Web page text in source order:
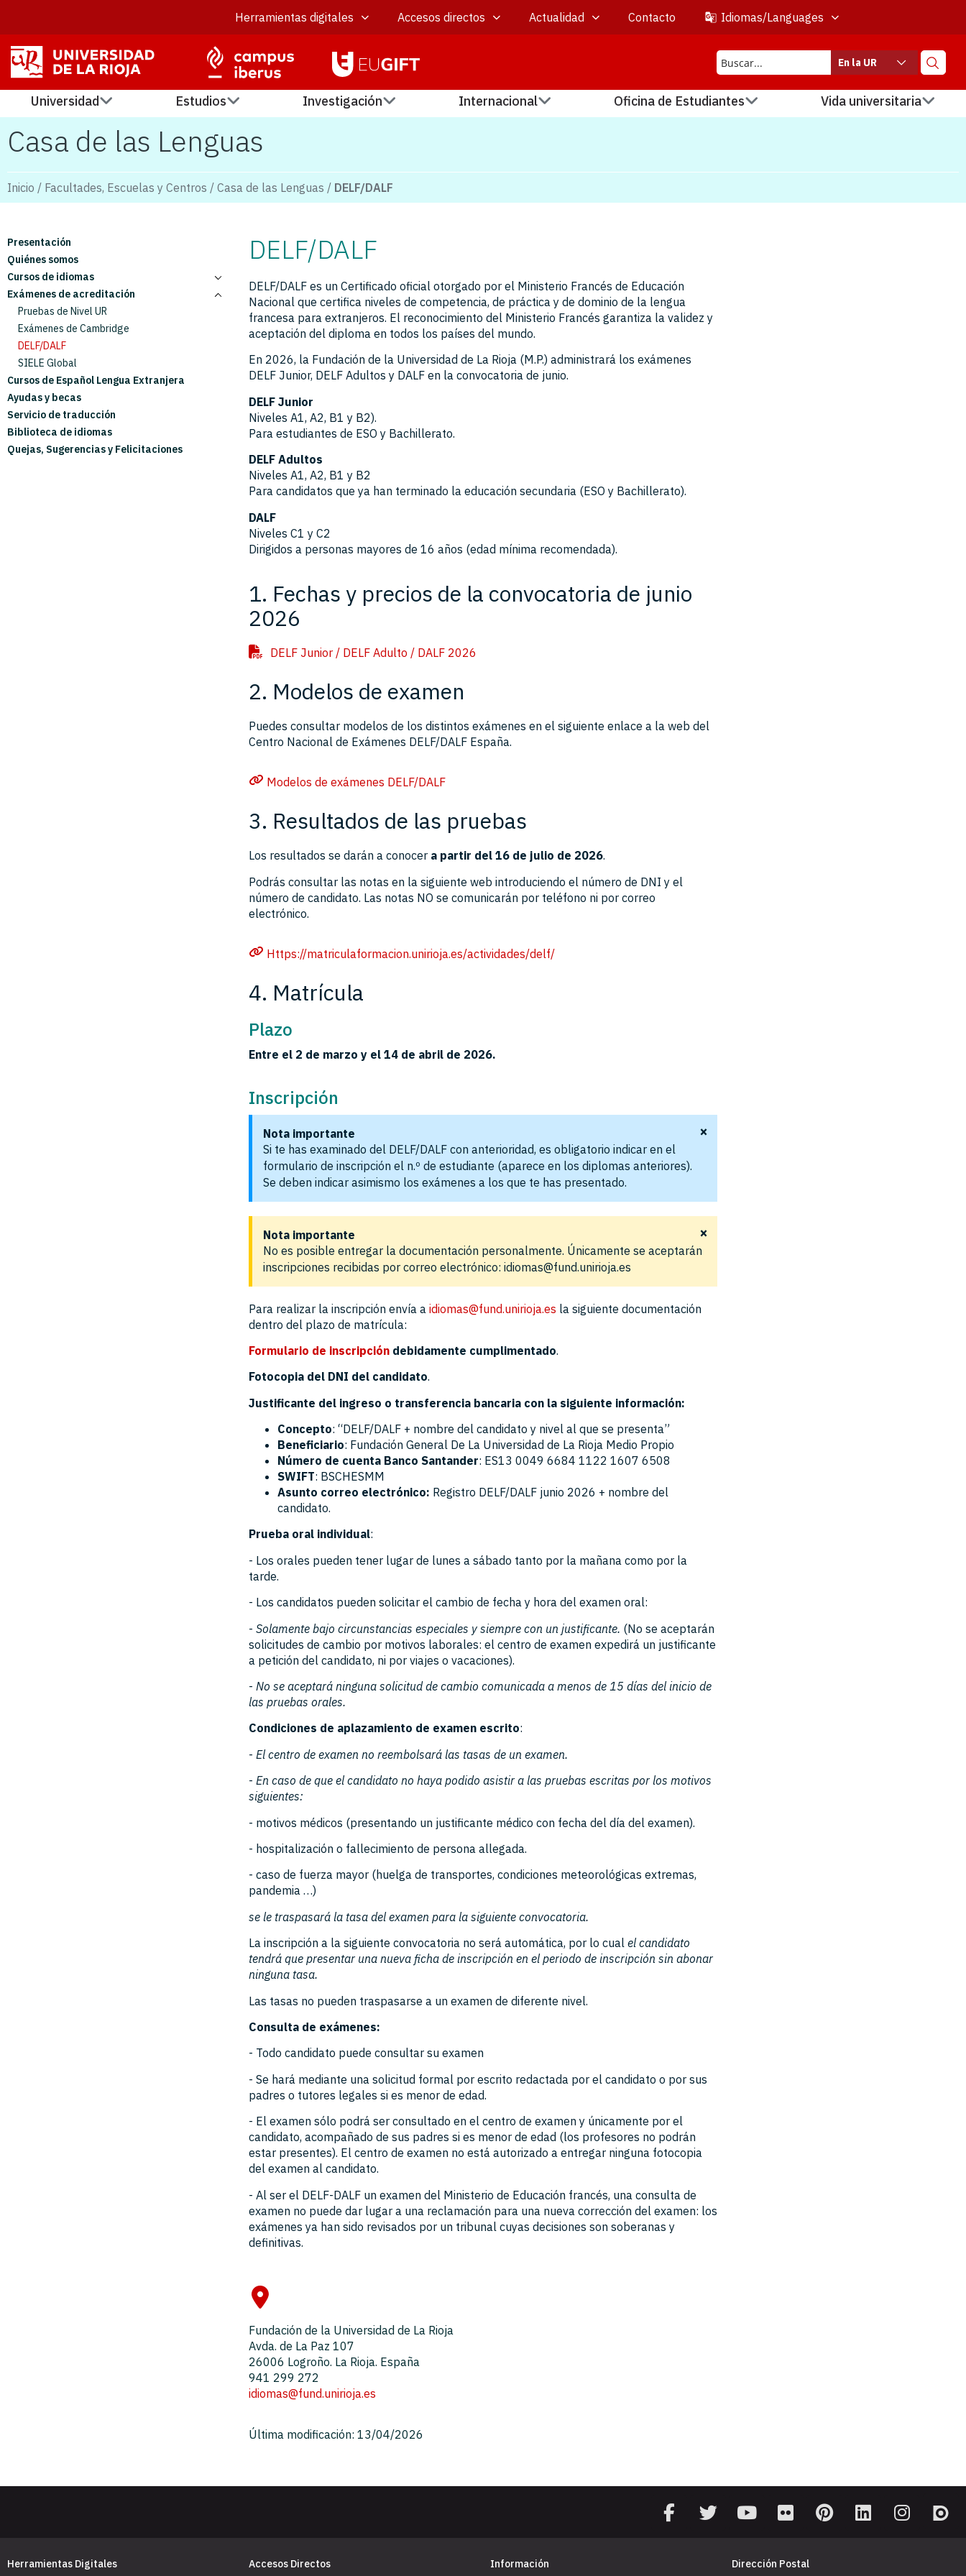
Herramientas digitales Accesos directos Actualidad Contacto Idiomas/Languages
En la UR
Universidad Estudios Investigación Internacional Oficina de Estudiantes Vida universitaria
Casa de las Lenguas
Inicio / Facultades, Escuelas y Centros / Casa de las Lenguas / DELF/DALF
Presentación
Quiénes somos
Cursos de idiomas
Cursos de idiomas regulares
Programa Let’s
Programa On Parle
Preparación Cambridge
Preparación DELF
Cursos Específicos
Aula Confucio (Chino)
Exámenes de acreditación
Pruebas de Nivel UR
Exámenes de Cambridge
DELF/DALF
SIELE Global
Cursos de Español Lengua Extranjera
Ayudas y becas
Servicio de traducción
Biblioteca de idiomas
Quejas, Sugerencias y Felicitaciones
DELF/DALF
DELF/DALF es un Certificado oficial otorgado por el Ministerio Francés de Educación
Nacional que certifica niveles de competencia, de práctica y de dominio de la lengua
francesa para extranjeros. El reconocimiento del Ministerio Francés garantiza la validez y
aceptación del diploma en todos los países del mundo.
En 2026, la Fundación de la Universidad de La Rioja (M.P.) administrará los exámenes
DELF Junior, DELF Adultos y DALF en la convocatoria de junio.
DELF Junior
Niveles A1, A2, B1 y B2).
Para estudiantes de ESO y Bachillerato.
DELF Adultos
Niveles A1, A2, B1 y B2
Para candidatos que ya han terminado la educación secundaria (ESO y Bachillerato).
DALF
Niveles C1 y C2
Dirigidos a personas mayores de 16 años (edad mínima recomendada).
1. Fechas y precios de la convocatoria de junio
2026
DELF Junior / DELF Adulto / DALF 2026
2. Modelos de examen
Puedes consultar modelos de los distintos exámenes en el siguiente enlace a la web del
Centro Nacional de Exámenes DELF/DALF España.
Modelos de exámenes DELF/DALF
3. Resultados de las pruebas
Los resultados se darán a conocer a partir del 16 de julio de 2026.
Podrás consultar las notas en la siguiente web introduciendo el número de DNI y el
número de candidato. Las notas NO se comunicarán por teléfono ni por correo
electrónico.
Https://matriculaformacion.unirioja.es/actividades/delf/
4. Matrícula
Plazo
Entre el 2 de marzo y el 14 de abril de 2026.
Inscripción
Nota importante
Si te has examinado del DELF/DALF con anterioridad, es obligatorio indicar en el
formulario de inscripción el n.º de estudiante (aparece en los diplomas anteriores).
Se deben indicar asimismo los exámenes a los que te has presentado.
×
Nota importante
No es posible entregar la documentación personalmente. Únicamente se aceptarán
inscripciones recibidas por correo electrónico: idiomas@fund.unirioja.es
×
Para realizar la inscripción envía a idiomas@fund.unirioja.es la siguiente documentación
dentro del plazo de matrícula:
Formulario de inscripción debidamente cumplimentado.
Fotocopia del DNI del candidato.
Justificante del ingreso o transferencia bancaria con la siguiente información:
Concepto: “DELF/DALF + nombre del candidato y nivel al que se presenta”
Beneficiario: Fundación General De La Universidad de La Rioja Medio Propio
Número de cuenta Banco Santander: ES13 0049 6684 1122 1607 6508
SWIFT: BSCHESMM
Asunto correo electrónico: Registro DELF/DALF junio 2026 + nombre del
candidato.
Prueba oral individual:
- Los orales pueden tener lugar de lunes a sábado tanto por la mañana como por la
tarde.
- Los candidatos pueden solicitar el cambio de fecha y hora del examen oral:
- Solamente bajo circunstancias especiales y siempre con un justificante. (No se aceptarán
solicitudes de cambio por motivos laborales: el centro de examen expedirá un justificante
a petición del candidato, ni por viajes o vacaciones).
- No se aceptará ninguna solicitud de cambio comunicada a menos de 15 días del inicio de
las pruebas orales.
Condiciones de aplazamiento de examen escrito:
- El centro de examen no reembolsará las tasas de un examen.
- En caso de que el candidato no haya podido asistir a las pruebas escritas por los motivos
siguientes:
- motivos médicos (presentando un justificante médico con fecha del día del examen).
- hospitalización o fallecimiento de persona allegada.
- caso de fuerza mayor (huelga de transportes, condiciones meteorológicas extremas,
pandemia …)
se le traspasará la tasa del examen para la siguiente convocatoria.
La inscripción a la siguiente convocatoria no será automática, por lo cual el candidato
tendrá que presentar una nueva ficha de inscripción en el periodo de inscripción sin abonar
ninguna tasa.
Las tasas no pueden traspasarse a un examen de diferente nivel.
Consulta de exámenes:
- Todo candidato puede consultar su examen
- Se hará mediante una solicitud formal por escrito redactada por el candidato o por sus
padres o tutores legales si es menor de edad.
- El examen sólo podrá ser consultado en el centro de examen y únicamente por el
candidato, acompañado de sus padres si es menor de edad (los profesores no podrán
estar presentes). El centro de examen no está autorizado a entregar ninguna fotocopia
del examen al candidato.
- Al ser el DELF-DALF un examen del Ministerio de Educación francés, una consulta de
examen no puede dar lugar a una reclamación para una nueva corrección del examen: los
exámenes ya han sido revisados por un tribunal cuyas decisiones son soberanas y
definitivas.
Fundación de la Universidad de La Rioja
Avda. de La Paz 107
26006 Logroño. La Rioja. España
941 299 272
idiomas@fund.unirioja.es
Última modificación: 13/04/2026
Herramientas Digitales Accesos Directos Información Dirección Postal